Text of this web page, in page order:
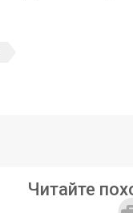
Читайте